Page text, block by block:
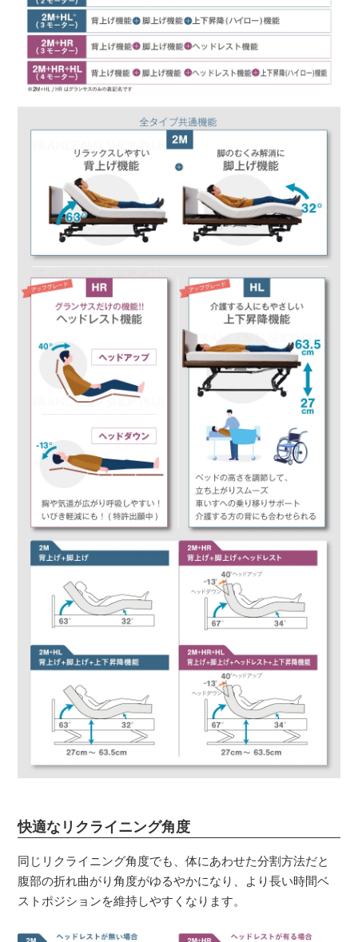
快適なリクライニング角度
同じリクライニング角度でも、体にあわせた分割方法だと
腹部の折れ曲がり角度がゆるやかになり、より長い時間ベ
ストポジションを維持しやすくなります。